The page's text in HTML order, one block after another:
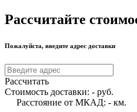
Рассчитайте
Пожалуйста, введите адрес доставки
Рассчитать
Стоимость доставки: - руб.
Расстояние от МКАД: - км.